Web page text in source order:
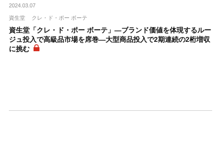
2024.03.07
資生堂 クレ・ド・ポー ボーテ
資生堂「クレ・ド・ポー ボーテ」―ブランド価値を体現するルー
ジュ投入で高級品市場を席巻―大型商品投入で2期連続の2桁増収
に挑む